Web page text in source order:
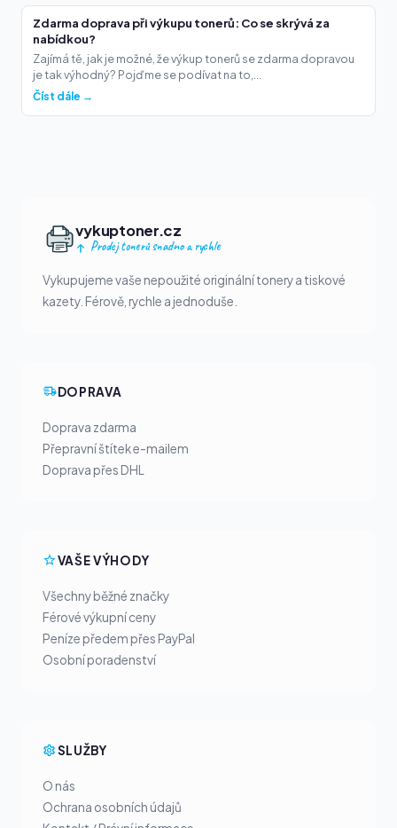
Zdarma doprava při výkupu tonerů: Co se skrývá za
nabídkou?
Zajímá tě, jak je možné, že výkup tonerů se zdarma dopravou
je tak výhodný? Pojďme se podívat na to,...
Číst dále →
vykuptoner.cz
Prodej tonerů snadno a rychle
Vykupujeme vaše nepoužité originální tonery a tiskové
kazety. Férově, rychle a jednoduše.
DOPRAVA
Doprava zdarma
Přepravní štítek e-mailem
Doprava přes DHL
VAŠE VÝHODY
Všechny běžné značky
Férové výkupní ceny
Peníze předem přes PayPal
Osobní poradenství
SLUŽBY
O nás
Ochrana osobních údajů